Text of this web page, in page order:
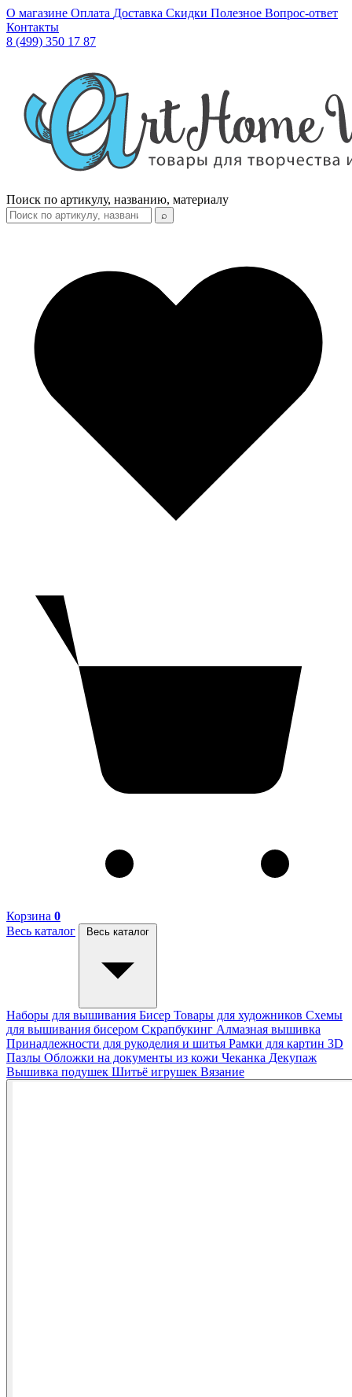
О магазине Оплата Доставка Скидки Полезное Вопрос-ответ
Контакты
8 (499) 350 17 87
Поиск по артикулу, названию, материалу
⌕
Корзина 0
Весь каталог
Весь каталог
Наборы для вышивания Бисер Товары для художников Схемы
для вышивания бисером Скрапбукинг Алмазная вышивка
Принадлежности для рукоделия и шитья Рамки для картин 3D
Пазлы Обложки на документы из кожи Чеканка Декупаж
Вышивка подушек Шитьё игрушек Вязание